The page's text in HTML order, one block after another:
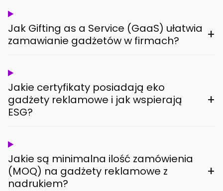
Jak Gifting as a Service (GaaS) ułatwia
zamawianie gadżetów w firmach?
+
Jakie certyfikaty posiadają eko
gadżety reklamowe i jak wspierają
ESG?
+
Jakie są minimalna ilość zamówienia
(MOQ) na gadżety reklamowe z
nadrukiem?
+